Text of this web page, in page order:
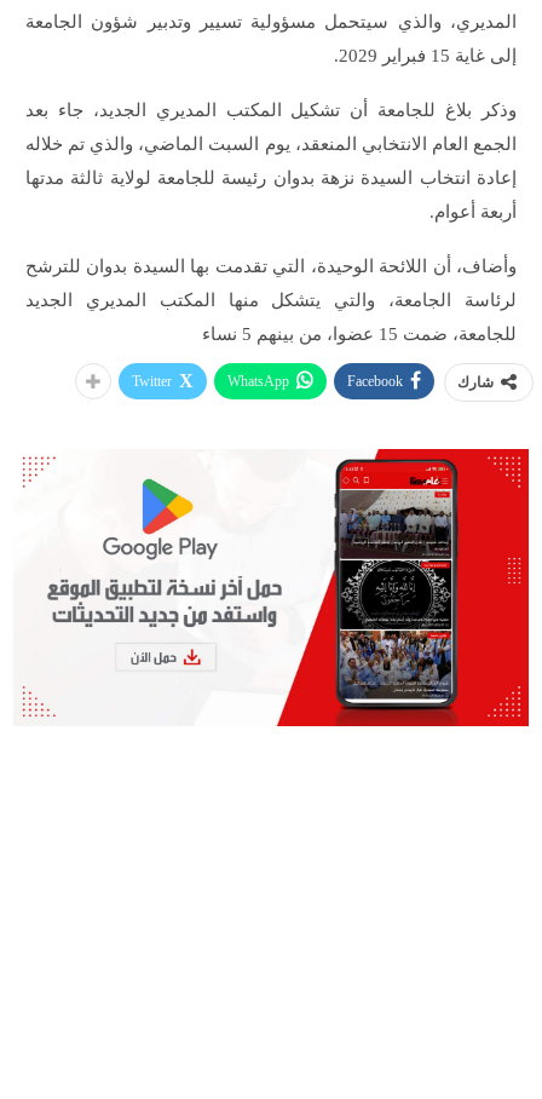
المديري، والذي سيتحمل مسؤولية تسيير وتدبير شؤون الجامعة
إلى غاية 15 فبراير 2029.
وذكر بلاغ للجامعة أن تشكيل المكتب المديري الجديد، جاء بعد
الجمع العام الانتخابي المنعقد، يوم السبت الماضي، والذي تم خلاله
إعادة انتخاب السيدة نزهة بدوان رئيسة للجامعة لولاية ثالثة مدتها
أربعة أعوام.
وأضاف، أن اللائحة الوحيدة، التي تقدمت بها السيدة بدوان للترشح
لرئاسة الجامعة، والتي يتشكل منها المكتب المديري الجديد
للجامعة، ضمت 15 عضوا، من بينهم 5 نساء
شارك Facebook
WhatsApp
Twitter